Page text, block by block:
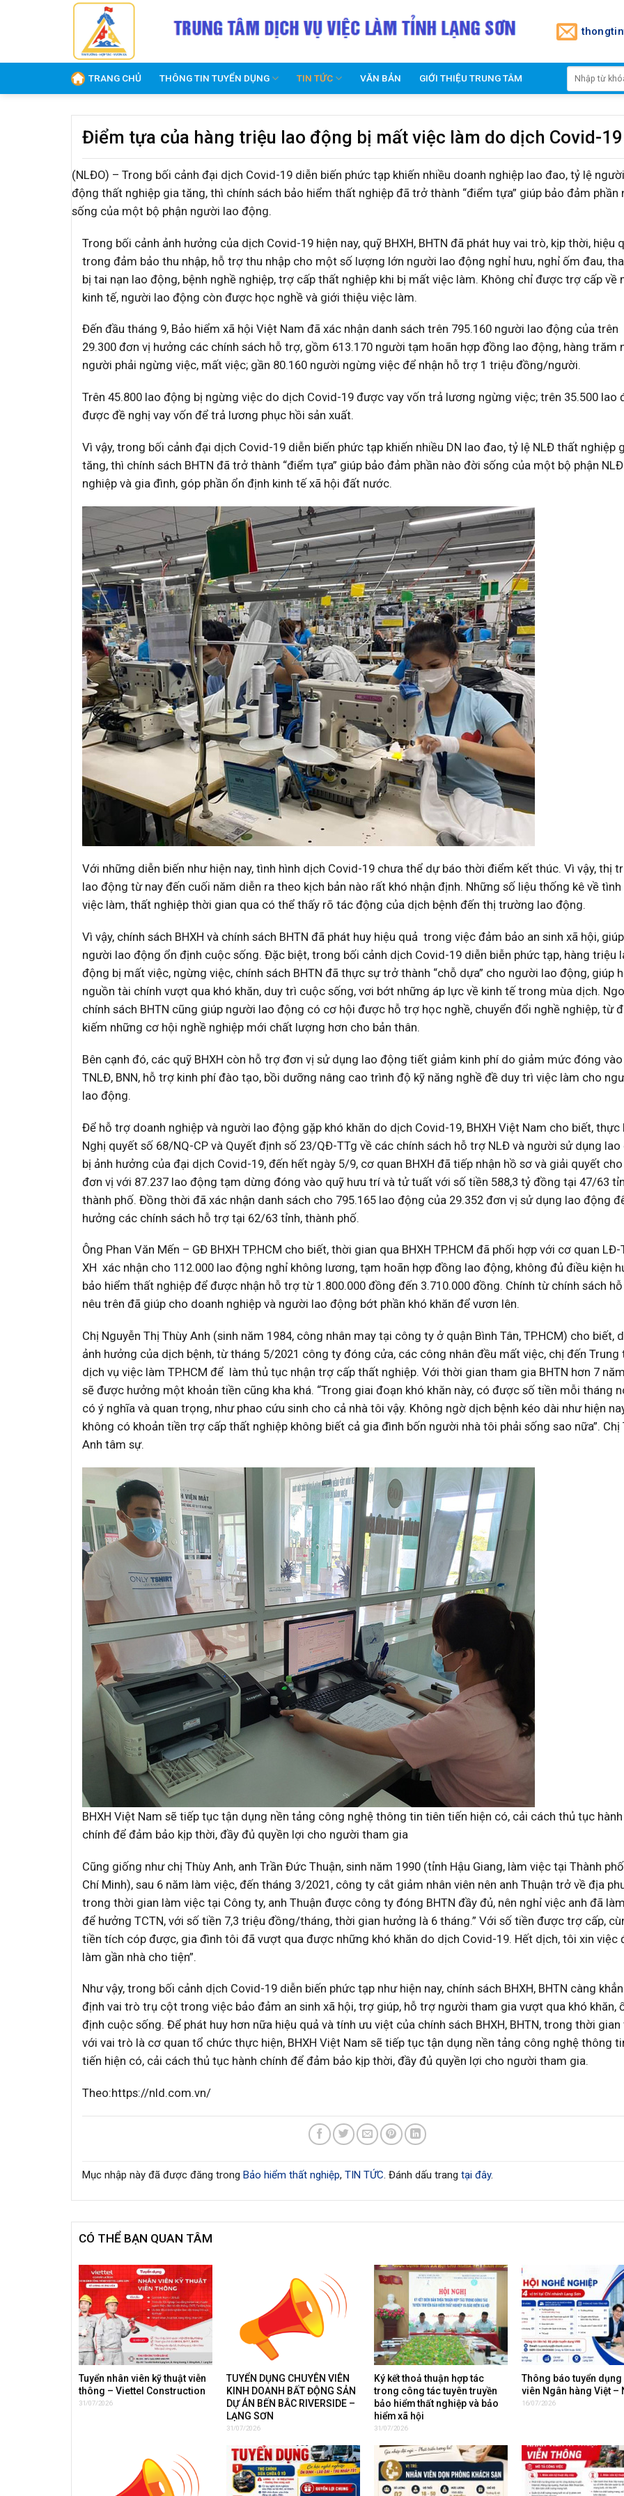
TRANG CHỦ THÔNG TIN TUYỂN DỤNG TIN TỨC VĂN BẢN GIỚI THIỆU TRUNG TÂM
Điểm tựa của hàng triệu lao động bị mất việc làm do dịch Covid-19
(NLĐO) – Trong bối cảnh đại dịch Covid-19 diễn biến phức tạp khiến nhiều doanh nghiệp lao đao, tỷ lệ
động thất nghiệp gia tăng, thì chính sách bảo hiểm thất nghiệp đã trở thành “điểm tựa” giúp bảo đảm phần
sống của một bộ phận người lao động.
Trong bối cảnh ảnh hưởng của dịch Covid-19 hiện nay, quỹ BHXH, BHTN đã phát huy vai trò, kịp thời, hiệu
trong đảm bảo thu nhập, hỗ trợ thu nhập cho một số lượng lớn người lao động nghỉ hưu, nghỉ ốm đau,
bị tai nạn lao động, bệnh nghề nghiệp, trợ cấp thất nghiệp khi bị mất việc làm. Không chỉ được trợ cấp về
kinh tế, người lao động còn được học nghề và giới thiệu việc làm.
Đến đầu tháng 9, Bảo hiểm xã hội Việt Nam đã xác nhận danh sách trên 795.160 người lao động của trên
29.300 đơn vị hưởng các chính sách hỗ trợ, gồm 613.170 người tạm hoãn hợp đồng lao động, hàng trăm
người phải ngừng việc, mất việc; gần 80.160 người ngừng việc để nhận hỗ trợ 1 triệu đồng/người.
Trên 45.800 lao động bị ngừng việc do dịch Covid-19 được vay vốn trả lương ngừng việc; trên 35.500 lao
được đề nghị vay vốn để trả lương phục hồi sản xuất.
Vì vậy, trong bối cảnh đại dịch Covid-19 diễn biến phức tạp khiến nhiều DN lao đao, tỷ lệ NLĐ thất nghiệp
tăng, thì chính sách BHTN đã trở thành “điểm tựa” giúp bảo đảm phần nào đời sống của một bộ phận
nghiệp và gia đình, góp phần ổn định kinh tế xã hội đất nước.
Với những diễn biến như hiện nay, tình hình dịch Covid-19 chưa thể dự báo thời điểm kết thúc. Vì vậy, thị
lao động từ nay đến cuối năm diễn ra theo kịch bản nào rất khó nhận định. Những số liệu thống kê về tình
việc làm, thất nghiệp thời gian qua có thể thấy rõ tác động của dịch bệnh đến thị trường lao động.
Vì vậy, chính sách BHXH và chính sách BHTN đã phát huy hiệu quả trong việc đảm bảo an sinh xã hội, giúp
người lao động ổn định cuộc sống. Đặc biệt, trong bối cảnh dịch Covid-19 diễn biễn phức tạp, hàng triệu
động bị mất việc, ngừng việc, chính sách BHTN đã thực sự trở thành “chỗ dựa” cho người lao động, giúp
nguồn tài chính vượt qua khó khăn, duy trì cuộc sống, vơi bớt những áp lực về kinh tế trong mùa dịch.
chính sách BHTN cũng giúp người lao động có cơ hội được hỗ trợ học nghề, chuyển đổi nghề nghiệp, từ
kiếm những cơ hội nghề nghiệp mới chất lượng hơn cho bản thân.
Bên cạnh đó, các quỹ BHXH còn hỗ trợ đơn vị sử dụng lao động tiết giảm kinh phí do giảm mức đóng
TNLĐ, BNN, hỗ trợ kinh phí đào tạo, bồi dưỡng nâng cao trình độ kỹ năng nghề đề duy trì việc làm cho
lao động.
Để hỗ trợ doanh nghiệp và người lao động gặp khó khăn do dịch Covid-19, BHXH Việt Nam cho biết, thực
Nghị quyết số 68/NQ-CP và Quyết định số 23/QĐ-TTg về các chính sách hỗ trợ NLĐ và người sử dụng
bị ảnh hưởng của đại dịch Covid-19, đến hết ngày 5/9, cơ quan BHXH đã tiếp nhận hồ sơ và giải quyết
đơn vị với 87.237 lao động tạm dừng đóng vào quỹ hưu trí và tử tuất với số tiền 588,3 tỷ đồng tại 47/63
thành phố. Đồng thời đã xác nhận danh sách cho 795.165 lao động của 29.352 đơn vị sử dụng lao động
hưởng các chính sách hỗ trợ tại 62/63 tỉnh, thành phố.
Ông Phan Văn Mến – GĐ BHXH TP.HCM cho biết, thời gian qua BHXH TP.HCM đã phối hợp với cơ quan LĐ-
XH xác nhận cho 112.000 lao động nghỉ không lương, tạm hoãn hợp đồng lao động, không đủ điều kiện
bảo hiểm thất nghiệp để được nhận hỗ trợ từ 1.800.000 đồng đến 3.710.000 đồng. Chính từ chính sách
nêu trên đã giúp cho doanh nghiệp và người lao động bớt phần khó khăn để vươn lên.
Chị Nguyễn Thị Thùy Anh (sinh năm 1984, công nhân may tại công ty ở quận Bình Tân, TP.HCM) cho biết,
ảnh hưởng của dịch bệnh, từ tháng 5/2021 công ty đóng cửa, các công nhân đều mất việc, chị đến Trung
dịch vụ việc làm TP.HCM để làm thủ tục nhận trợ cấp thất nghiệp. Với thời gian tham gia BHTN hơn 7
sẽ được hưởng một khoản tiền cũng kha khá. “Trong giai đoạn khó khăn này, có được số tiền mỗi tháng
có ý nghĩa và quan trọng, như phao cứu sinh cho cả nhà tôi vậy. Không ngờ dịch bệnh kéo dài như hiện
không có khoản tiền trợ cấp thất nghiệp không biết cả gia đình bốn người nhà tôi phải sống sao nữa”. Chị
Anh tâm sự.
BHXH Việt Nam sẽ tiếp tục tận dụng nền tảng công nghệ thông tin tiên tiến hiện có, cải cách thủ tục hành
chính để đảm bảo kịp thời, đầy đủ quyền lợi cho người tham gia
Cũng giống như chị Thùy Anh, anh Trần Đức Thuận, sinh năm 1990 (tỉnh Hậu Giang, làm việc tại Thành
Chí Minh), sau 6 năm làm việc, đến tháng 3/2021, công ty cắt giảm nhân viên nên anh Thuận trở về địa
trong thời gian làm việc tại Công ty, anh Thuận được công ty đóng BHTN đầy đủ, nên nghỉ việc anh đã
để hưởng TCTN, với số tiền 7,3 triệu đồng/tháng, thời gian hưởng là 6 tháng.” Với số tiền được trợ cấp,
tiền tích cóp được, gia đình tôi đã vượt qua được những khó khăn do dịch Covid-19. Hết dịch, tôi xin việc
làm gần nhà cho tiện”.
Như vậy, trong bối cảnh dịch Covid-19 diễn biến phức tạp như hiện nay, chính sách BHXH, BHTN càng
định vai trò trụ cột trong việc bảo đảm an sinh xã hội, trợ giúp, hỗ trợ người tham gia vượt qua khó khăn,
định cuộc sống. Để phát huy hơn nữa hiệu quả và tính ưu việt của chính sách BHXH, BHTN, trong thời gian
với vai trò là cơ quan tổ chức thực hiện, BHXH Việt Nam sẽ tiếp tục tận dụng nền tảng công nghệ thông
tiến hiện có, cải cách thủ tục hành chính để đảm bảo kịp thời, đầy đủ quyền lợi cho người tham gia.
Theo:https://nld.com.vn/
Mục nhập này đã được đăng trong Bảo hiểm thất nghiệp, TIN TỨC. Đánh dấu trang tại đây.
CÓ THỂ BẠN QUAN TÂM
Tuyển nhân viên kỹ thuật viễn
thông – Viettel Construction
31/07/2026
TUYỂN DỤNG CHUYÊN VIÊN
KINH DOANH BẤT ĐỘNG SẢN
DỰ ÁN BẾN BẮC RIVERSIDE –
LẠNG SƠN
31/07/2026
Ký kết thoả thuận hợp tác
trong công tác tuyên truyền
bảo hiểm thất nghiệp và bảo
hiểm xã hội
31/07/2026
Thông báo tuyển dụng
viên Ngân hàng Việt –
16/07/2026